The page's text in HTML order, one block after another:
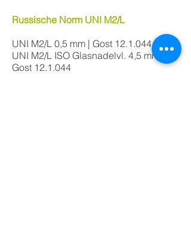
Russische Norm UNI M2/L
UNI M2/L 0,5 mm | Gost 12.1.044
UNI M2/L ISO Glasnadelvl. 4,5 mm |
Gost 12.1.044